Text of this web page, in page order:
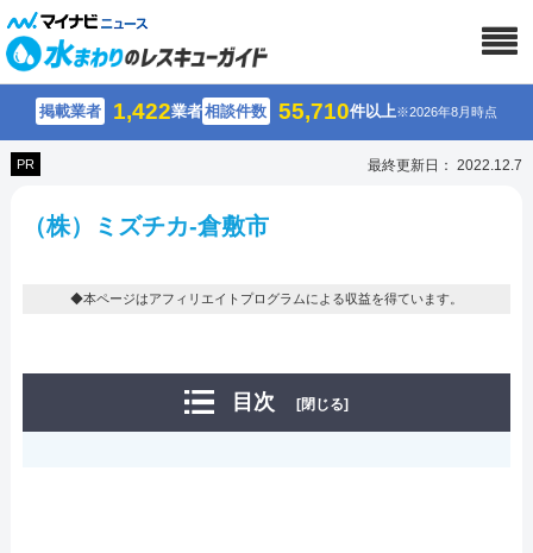
掲載業者 1,422業者相談件数 55,710件以上※2026年8月時点
PR 最終更新日： 2022.12.7
（株）ミズチカ-倉敷市
◆本ページはアフィリエイトプログラムによる収益を得ています。
目次 [閉じる]